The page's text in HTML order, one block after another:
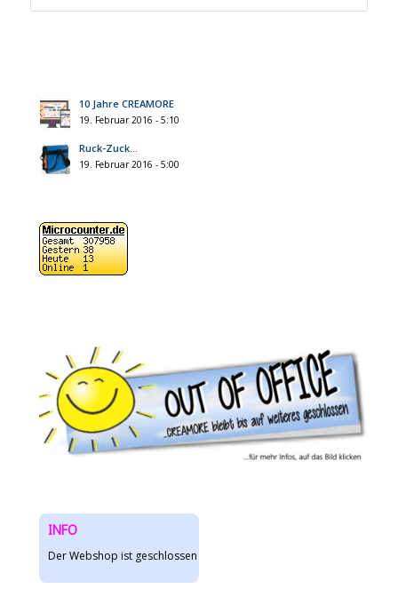
10 Jahre CREAMORE
19. Februar 2016 - 5:10
Ruck-Zuck…
19. Februar 2016 - 5:00
INFO
Der Webshop ist geschlossen